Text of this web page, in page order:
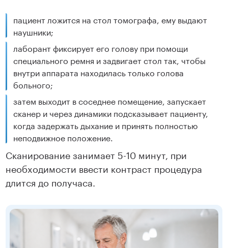
пациент ложится на стол томографа, ему выдают
наушники;
лаборант фиксирует его голову при помощи
специального ремня и задвигает стол так, чтобы
внутри аппарата находилась только голова
больного;
затем выходит в соседнее помещение, запускает
сканер и через динамики подсказывает пациенту,
когда задержать дыхание и принять полностью
неподвижное положение.
Сканирование занимает 5-10 минут, при
необходимости ввести контраст процедура
длится до получаса.